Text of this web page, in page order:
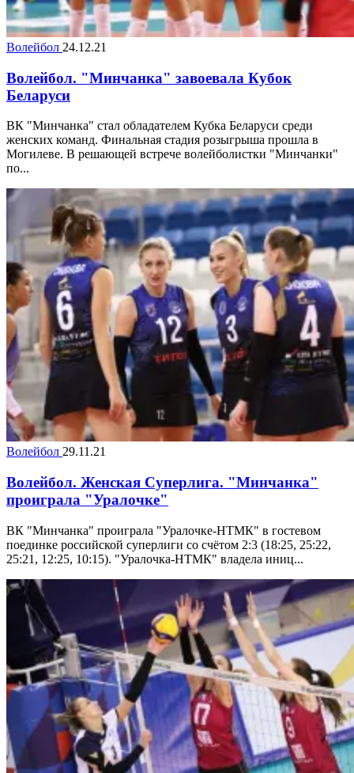
Волейбол 24.12.21
Волейбол. "Минчанка" завоевала Кубок
Беларуси
ВК "Минчанка" стал обладателем Кубка Беларуси среди
женских команд. Финальная стадия розыгрыша прошла в
Могилеве. В решающей встрече волейболистки "Минчанки"
по...
Волейбол 29.11.21
Волейбол. Женская Суперлига. "Минчанка"
проиграла "Уралочке"
ВК "Минчанка" проиграла "Уралочке-НТМК" в гостевом
поединке российской суперлиги со счётом 2:3 (18:25, 25:22,
25:21, 12:25, 10:15). "Уралочка-НТМК" владела иниц...